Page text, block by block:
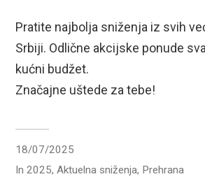
Pratite najbolja sniženja iz svih
Srbiji. Odlične akcijske ponude
kućni budžet.
Značajne uštede za tebe!
18/07/2025
In2025,Aktuelna sniženja, Prehrana